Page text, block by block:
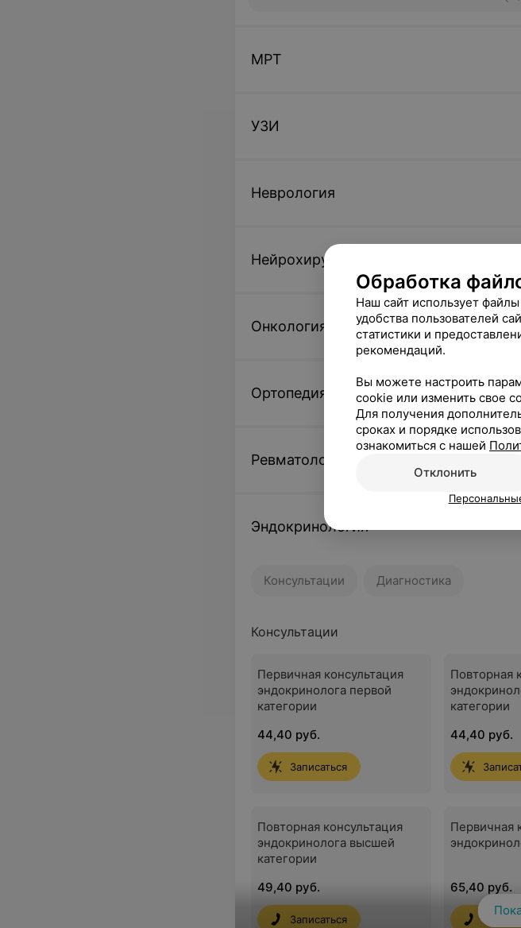
МРТ
УЗИ
Неврология
Нейрохирургия
Онкология
Ортопедия
Ревматология
Эндокринология
Консультации Диагностика
Консультации
Первичная консультация
эндокринолога первой
категории
44,40 руб.
Записаться
Повторная
категории
44,40 руб.
Повторная консультация
эндокринолога высшей
категории
49,40 руб.
Записаться
Первичная
65,40 руб.
Обработка
Наш сайт использует
удобства пользователей
статистики и
рекомендаций.
Вы можете настроить
cookie или изменить свое
Для получения
сроках и порядке
ознакомиться с нашей
Отклонить